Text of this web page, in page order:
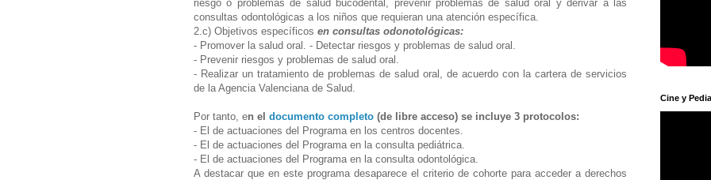
riesgo o problemas de salud bucodental, prevenir problemas de salud oral y derivar a las
consultas odontológicas a los niños que requieran una atención específica.
2.c) Objetivos específicos en consultas odonotológicas:
- Promover la salud oral. - Detectar riesgos y problemas de salud oral.
- Prevenir riesgos y problemas de salud oral.
- Realizar un tratamiento de problemas de salud oral, de acuerdo con la cartera de servicios
de la Agencia Valenciana de Salud.
Por tanto, en el documento completo (de libre acceso) se incluye 3 protocolos:
- El de actuaciones del Programa en los centros docentes.
- El de actuaciones del Programa en la consulta pediátrica.
- El de actuaciones del Programa en la consulta odontológica.
A destacar que en este programa desaparece el criterio de cohorte para acceder a derechos
Cine y